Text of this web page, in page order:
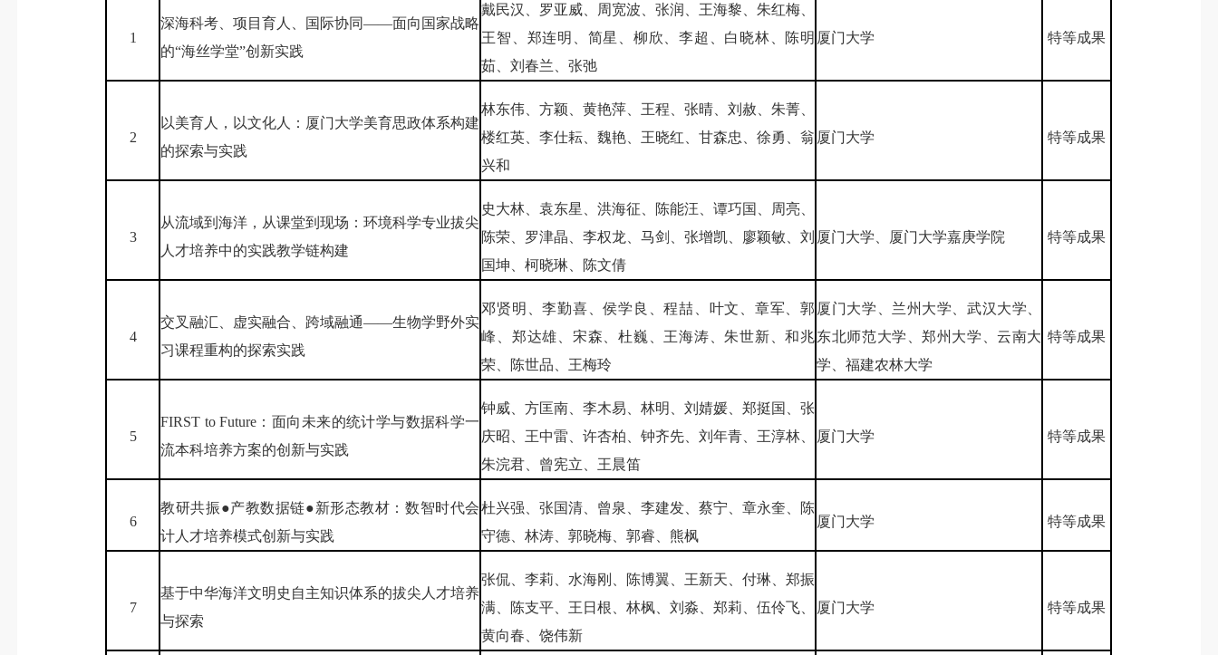
1
深海科考、项目育人、国际协同——面向国家战略
的“海丝学堂”创新实践
戴民汉、罗亚威、周宽波、张润、王海黎、朱红梅、
王智、郑连明、简星、柳欣、李超、白晓林、陈明
茹、刘春兰、张弛
厦门大学 特等成果
2
以美育人，以文化人：厦门大学美育思政体系构建
的探索与实践
林东伟、方颖、黄艳萍、王程、张晴、刘赦、朱菁、
楼红英、李仕耘、魏艳、王晓红、甘森忠、徐勇、翁
兴和
厦门大学 特等成果
3
从流域到海洋，从课堂到现场：环境科学专业拔尖
人才培养中的实践教学链构建
史大林、袁东星、洪海征、陈能汪、谭巧国、周亮、
陈荣、罗津晶、李权龙、马剑、张增凯、廖颖敏、刘
国坤、柯晓琳、陈文倩
厦门大学、厦门大学嘉庚学院 特等成果
4
交叉融汇、虚实融合、跨域融通——生物学野外实
习课程重构的探索实践
邓贤明、李勤喜、侯学良、程喆、叶文、章军、郭
峰、郑达雄、宋森、杜巍、王海涛、朱世新、和兆
荣、陈世品、王梅玲
厦门大学、兰州大学、武汉大学、
东北师范大学、郑州大学、云南大
学、福建农林大学
特等成果
5
FIRST to Future：面向未来的统计学与数据科学一
流本科培养方案的创新与实践
钟威、方匡南、李木易、林明、刘婧媛、郑挺国、张
庆昭、王中雷、许杏柏、钟齐先、刘年青、王淳林、
朱浣君、曾宪立、王晨笛
厦门大学 特等成果
6
教研共振●产教数据链●新形态教材：数智时代会
计人才培养模式创新与实践
杜兴强、张国清、曾泉、李建发、蔡宁、章永奎、陈
守德、林涛、郭晓梅、郭睿、熊枫
厦门大学 特等成果
7
基于中华海洋文明史自主知识体系的拔尖人才培养
与探索
张侃、李莉、水海刚、陈博翼、王新天、付琳、郑振
满、陈支平、王日根、林枫、刘淼、郑莉、伍伶飞、
黄向春、饶伟新
厦门大学 特等成果